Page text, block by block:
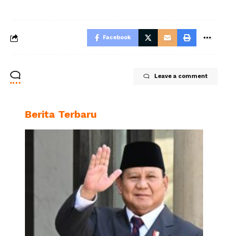
Facebook
Leave a comment
Berita Terbaru